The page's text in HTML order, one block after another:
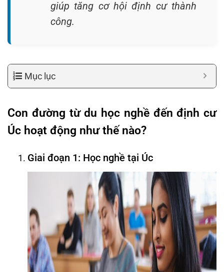
giúp tăng cơ hội định cư thành
công.
Mục lục
Con đường từ du học nghề đến định cư
Úc hoạt động như thế nào?
Giai đoạn 1: Học nghề tại Úc